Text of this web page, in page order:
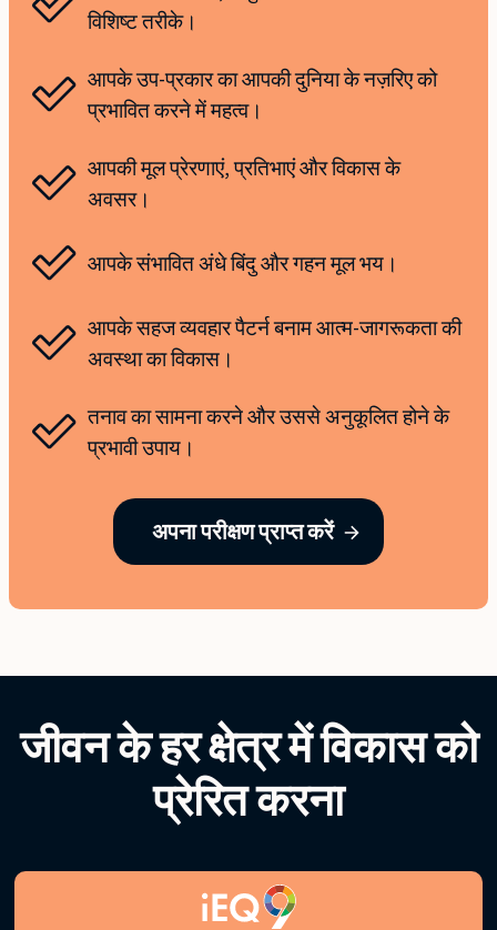
विशिष्ट तरीके।
आपके उप-प्रकार का आपकी दुनिया के नज़रिए को
प्रभावित करने में महत्व।
आपकी मूल प्रेरणाएं, प्रतिभाएं और विकास के
अवसर।
आपके संभावित अंधे बिंदु और गहन मूल भय।
आपके सहज व्यवहार पैटर्न बनाम आत्म-जागरूकता की
अवस्था का विकास।
तनाव का सामना करने और उससे अनुकूलित होने के
प्रभावी उपाय।
अपना परीक्षण प्राप्त करें
जीवन के हर क्षेत्र में विकास को
प्रेरित करना